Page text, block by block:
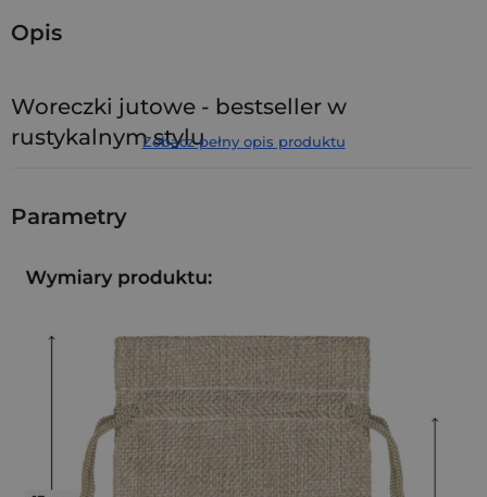
Opis
Woreczki jutowe - bestseller w
rustykalnym stylu
rozmiarem a dużą pojemnością, opakowany w
ponadczasową, rustykalną estetykę. Ich wygląd, inspirowany
podkreśla ich rzemieślniczy charakter.
woreczki jutowe wykonane z tkaniny imitującej
naturalną jutę to gwarancja estetyki i trwałości. Materiał nie
pyli, jest odporny na zagniecenia, co jest kluczowe przy
pakowaniu kosmetyków czy produktów zapachowych.
Woreczki zamykane są sznurkiem, co jest praktyczne i
estetyczne. Klienci docenią nie tylko zawartość, ale i jakość
samego opakowania, które mogą wykorzystać ponownie.
Zobacz pełny opis produktu
Parametry